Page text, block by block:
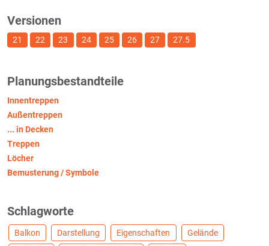
Versionen
21 22 23 24 25 26 27 27.5
Planungsbestandteile
Innentreppen
Außentreppen
... in Decken
Treppen
Löcher
Bemusterung / Symbole
Schlagworte
Balkon Darstellung Eigenschaften
Gelände